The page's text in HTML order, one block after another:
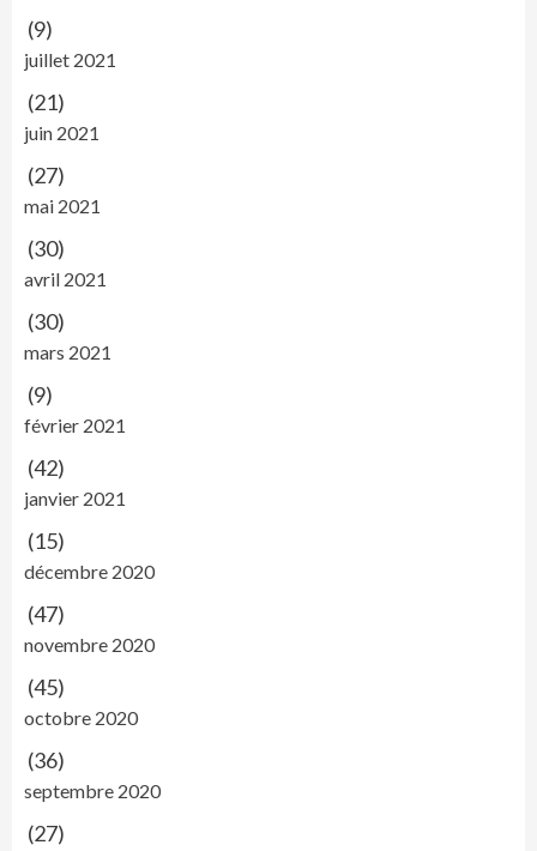
(9)
juillet 2021
(21)
juin 2021
(27)
mai 2021
(30)
avril 2021
(30)
mars 2021
(9)
février 2021
(42)
janvier 2021
(15)
décembre 2020
(47)
novembre 2020
(45)
octobre 2020
(36)
septembre 2020
(27)